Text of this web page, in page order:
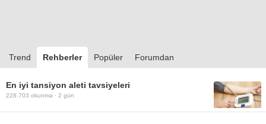
Trend Rehberler Popüler Forumdan
En iyi tansiyon aleti tavsiyeleri
228.703 okunma · 2 gün